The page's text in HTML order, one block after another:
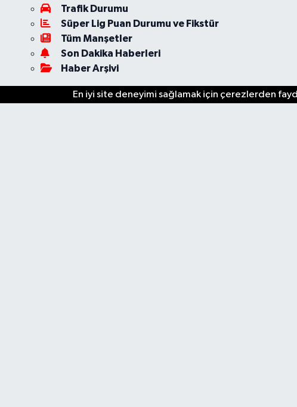
Trafik Durumu
Süper Lig Puan Durumu ve Fikstür
Tüm Manşetler
Son Dakika Haberleri
Haber Arşivi
En iyi site deneyimi sağlamak için çerezlerden